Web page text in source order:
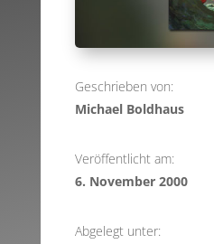
Geschrieben von:
Michael Boldhaus
Veröffentlicht am:
6. November 2000
Abgelegt unter: